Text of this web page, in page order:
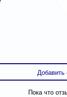
Добавить
Пока что